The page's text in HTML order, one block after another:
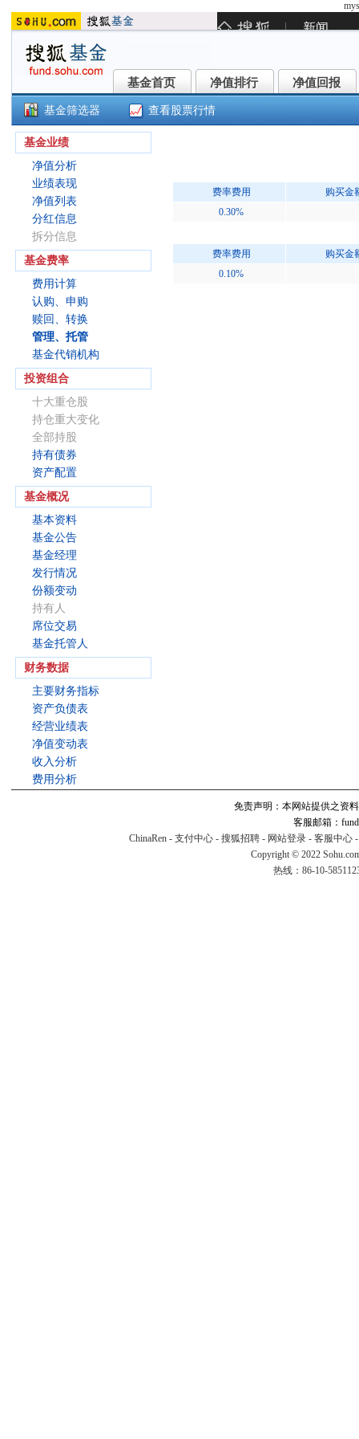
基金首页
基金首页 净值排行
净值排行 净值回报
净值回报
基金筛选器 查看股票行情
基金业绩
净值分析
业绩表现
净值列表
分红信息
拆分信息
基金费率
费用计算
认购、申购
赎回、转换
管理、托管
基金代销机构
投资组合
十大重仓股
持仓重大变化
全部持股
持有债券
资产配置
基金概况
基本资料
基金公告
基金经理
发行情况
份额变动
持有人
席位交易
基金托管人
财务数据
主要财务指标
资产负债表
经营业绩表
净值变动表
收入分析
费用分析
费率费用
购买金
0.30%
费率费用
购买金
0.10%
免责声明：本网站提供之资
客服邮箱：
ChinaRen - 支付中心 - 搜狐招聘 - 网站登录 - 客服中心
Copyright © 2022
热线：86-10-